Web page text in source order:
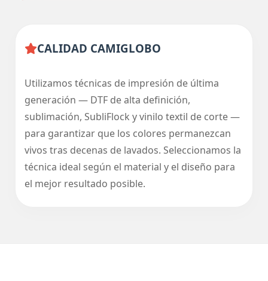
CALIDAD CAMIGLOBO
Utilizamos técnicas de impresión de última
generación — DTF de alta definición,
sublimación, SubliFlock y vinilo textil de corte —
para garantizar que los colores permanezcan
vivos tras decenas de lavados. Seleccionamos la
técnica ideal según el material y el diseño para
el mejor resultado posible.